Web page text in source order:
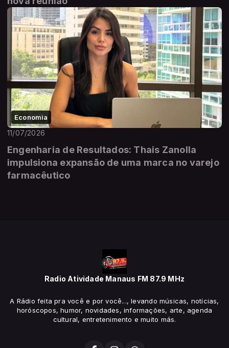
Economia
11/07/2026
Engenharia de Resultados: Thais Zanolla
impulsiona expansão de uma marca no varejo
farmacêutico
Radio Atividade Manaus FM 87.9 MHz
A Rádio feita pra você e por você..., levando músicas, notícias,
horóscopos, humor, novidades, informações, arte, agenda
cultural, entretenimento e muito más.